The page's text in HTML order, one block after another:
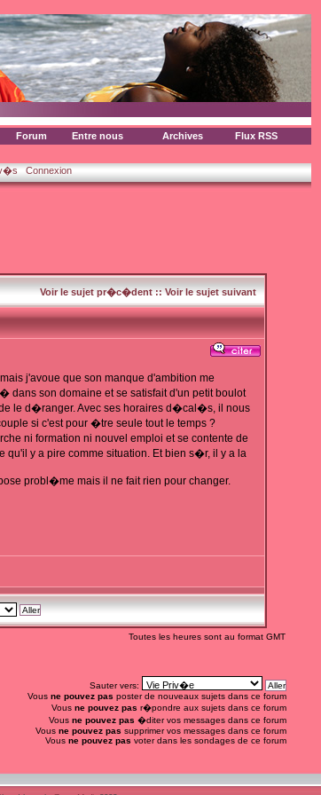
Forum Entre nous Archives Flux RSS
Connexion
Voir le sujet pr�c�dent::Voir le sujet suivant
j'avoue que son manque d'ambition me
son domaine et se satisfait d'un petit boulot
le d�ranger. Avec ses horaires d�cal�s, il nous
si c'est pour �tre seule tout le temps ?
ni formation ni nouvel emploi et se contente de
y a pire comme situation. Et bien s�r, il y a la
probl�me mais il ne fait rien pour changer.
Toutes les heures sont au format GMT
Sauter vers:
Vous ne pouvez pas poster de nouveaux sujets dans ce forum
Vous ne pouvez pas r�pondre aux sujets dans ce forum
Vous ne pouvez pas �diter vos messages dans ce forum
Vous ne pouvez pas supprimer vos messages dans ce forum
Vous ne pouvez pas voter dans les sondages de ce forum